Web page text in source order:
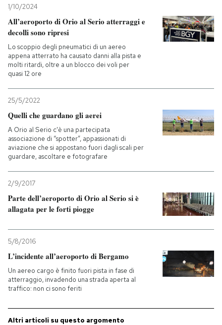
1/10/2024
All’aeroporto di Orio al Serio atterraggi e
decolli sono ripresi
Lo scoppio degli pneumatici di un aereo
appena atterrato ha causato danni alla pista e
molti ritardi, oltre a un blocco dei voli per
quasi 12 ore
25/5/2022
Quelli che guardano gli aerei
A Orio al Serio c'è una partecipata
associazione di “spotter”, appassionati di
aviazione che si appostano fuori dagli scali per
guardare, ascoltare e fotografare
2/9/2017
Parte dell’aeroporto di Orio al Serio si è
allagata per le forti piogge
5/8/2016
L’incidente all’aeroporto di Bergamo
Un aereo cargo è finito fuori pista in fase di
atterraggio, invadendo una strada aperta al
traffico: non ci sono feriti
Altri articoli su questo argomento